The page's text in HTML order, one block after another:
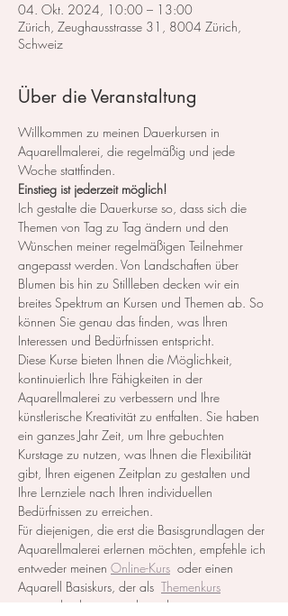
04. Okt. 2024, 10:00 – 13:00
Zürich, Zeughausstrasse 31, 8004 Zürich,
Schweiz
Über die Veranstaltung
Willkommen zu meinen Dauerkursen in
Aquarellmalerei, die regelmäßig und jede
Woche stattfinden.
Einstieg ist jederzeit möglich!
Ich gestalte die Dauerkurse so, dass sich die
Themen von Tag zu Tag ändern und den
Wünschen meiner regelmäßigen Teilnehmer
angepasst werden. Von Landschaften über
Blumen bis hin zu Stillleben decken wir ein
breites Spektrum an Kursen und Themen ab. So
können Sie genau das finden, was Ihren
Interessen und Bedürfnissen entspricht.
Diese Kurse bieten Ihnen die Möglichkeit,
kontinuierlich Ihre Fähigkeiten in der
Aquarellmalerei zu verbessern und Ihre
künstlerische Kreativität zu entfalten. Sie haben
ein ganzes Jahr Zeit, um Ihre gebuchten
Kurstage zu nutzen, was Ihnen die Flexibilität
gibt, Ihren eigenen Zeitplan zu gestalten und
Ihre Lernziele nach Ihren individuellen
Bedürfnissen zu erreichen.
Für diejenigen, die erst die Basisgrundlagen der
Aquarellmalerei erlernen möchten, empfehle ich
entweder meinen Online-Kurs oder einen
Aquarell Basiskurs, der als Themenkurs
ausgeschrieben ist, zu besuchen.